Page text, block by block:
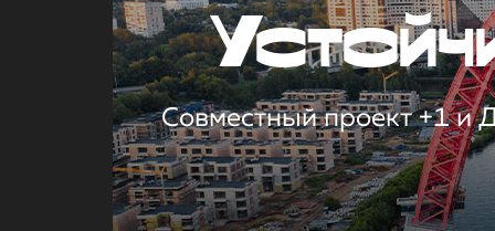
Совместный проект +1 и